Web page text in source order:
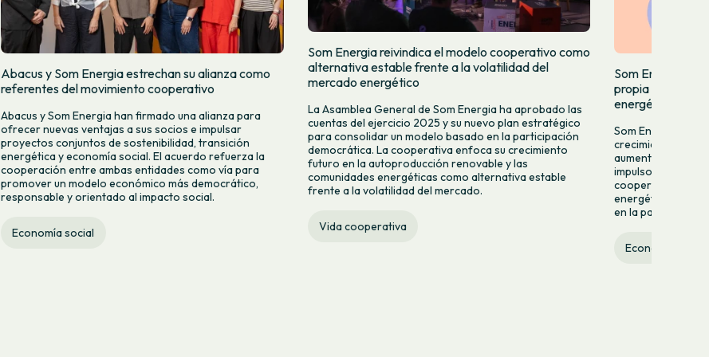
Abacus y Som Energia estrechan su alianza como
referentes del movimiento cooperativo
Abacus y Som Energia han firmado una alianza para
ofrecer nuevas ventajas a sus socios e impulsar
proyectos conjuntos de sostenibilidad, transición
energética y economía social. El acuerdo refuerza la
cooperación entre ambas entidades como vía para
promover un modelo económico más democrático,
responsable y orientado al impacto social.
Economía social
Som Energia reivindica el modelo cooperativo como
alternativa estable frente a la volatilidad del
mercado energético
La Asamblea General de Som Energia ha aprobado las
cuentas del ejercicio 2025 y su nuevo plan estratégico
para consolidar un modelo basado en la participación
democrática. La cooperativa enfoca su crecimiento
futuro en la autoproducción renovable y las
comunidades energéticas como alternativa estable
frente a la volatilidad del mercado.
Vida cooperativa
Som Energia
propia y acelera
energéticas
Som Energia
crecimiento con
aumento del 9,2%
impulso de
cooperativa
energética
en la
Economía social